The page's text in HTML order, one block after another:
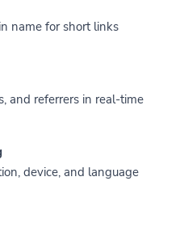
name for short links
and referrers in real-time
device, and language